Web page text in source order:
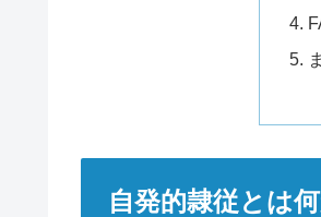
自発的隷従とは